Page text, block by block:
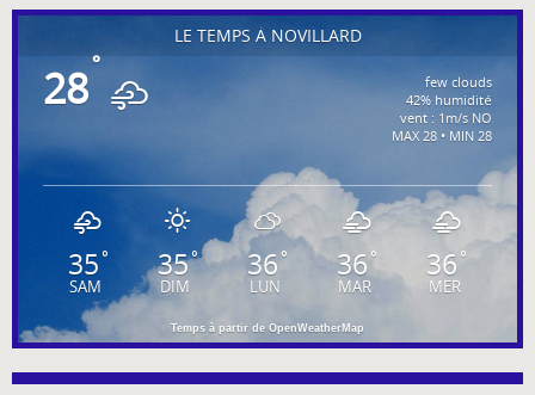
LE TEMPS À NOVILLARD
28°
few clouds
42% humidité
vent : 1m/s NO
MAX 28 • MIN 28
35°
SAM
35°
DIM
36°
LUN
36 °
MAR
36°
MER
Temps à partir de OpenWeatherMap